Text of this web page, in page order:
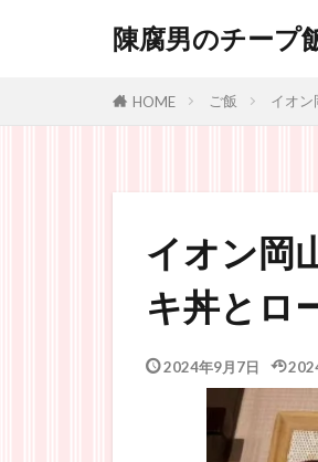
陳腐男のチープ
HOME ご飯 イオン
イオン岡
キ丼とロ
2024年9月7日